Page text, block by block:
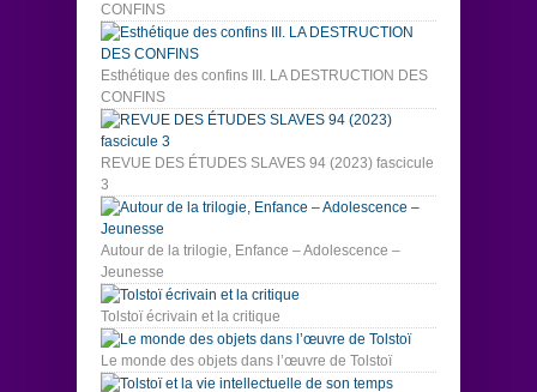
CONFINS
Esthétique des confins III. LA DESTRUCTION DES
CONFINS
REVUE DES ÉTUDES SLAVES 94 (2023) fascicule
3
Autour de la trilogie, Enfance – Adolescence –
Jeunesse
Tolstoï écrivain et la critique
Le monde des objets dans l’œuvre de Tolstoï